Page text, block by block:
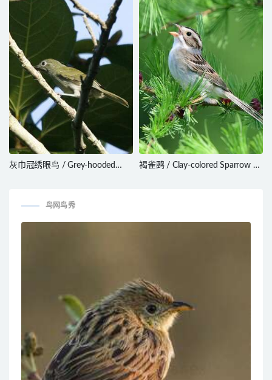
saturatior
灰巾冠绣眼鸟 / Grey-hooded
褐雀鹀 / Clay-colored Sparrow /
鸟网鸟秀